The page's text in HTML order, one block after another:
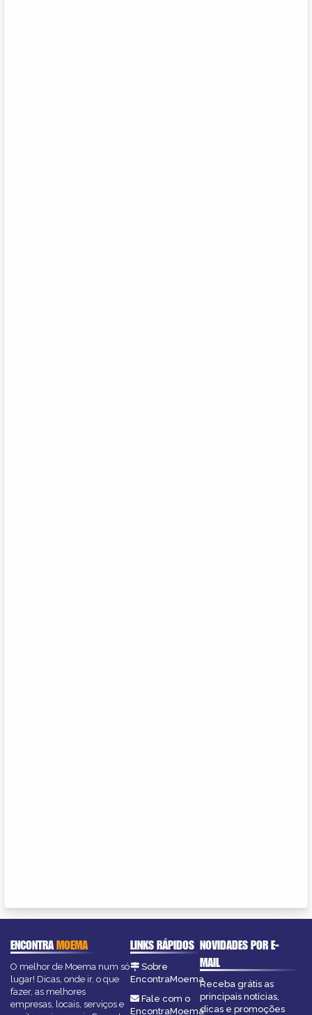
ENCONTRAMOEMA
O melhor de Moema num só
lugar! Dicas, onde ir, o que
fazer, as melhores
empresas, locais, serviços e
LINKS RÁPIDOS
Sobre
EncontraMoema
Fale com o
EncontraMoema
NOVIDADES POR E-
MAIL
Receba grátis as
principais notícias,
dicas e promoções